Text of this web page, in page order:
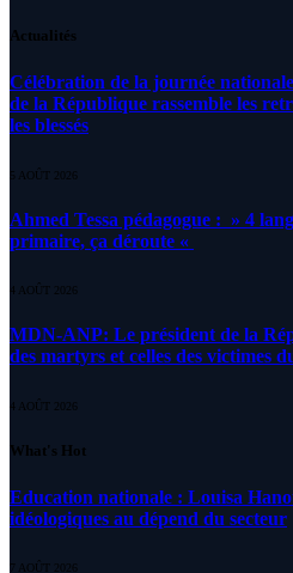
Actualités
Célébration de la journée
de la République rassemble les
les blessés
5 AOÛT 2026
Ahmed Tessa pédagogue : » 4
primaire, ça déroute «
4 AOÛT 2026
MDN-ANP: Le président de la
des martyrs et celles des victimes
4 AOÛT 2026
What's Hot
Education nationale : Louisa
idéologiques au dépend du secteur
7 AOÛT 2026